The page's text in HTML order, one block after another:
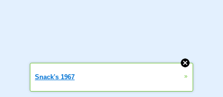
Snack's 1967 »